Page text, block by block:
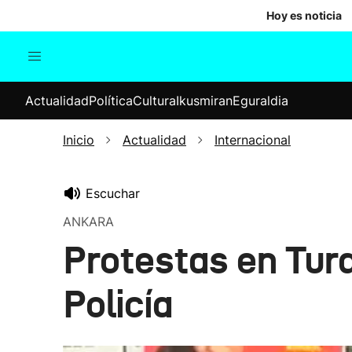
Hoy es noticia
Internacional
Elecciones
ActualidadPolíticaCulturaIkusmiranEguraldia
Inicio Actualidad Internacional
Escuchar
ANKARA
Protestas en
Policía